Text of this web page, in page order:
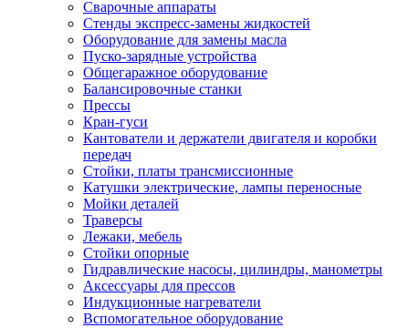
Сварочные аппараты
Стенды экспресс-замены жидкостей
Оборудование для замены масла
Пуско-зарядные устройства
Общегаражное оборудование
Балансировочные станки
Прессы
Кран-гуси
Кантователи и держатели двигателя и коробки
передач
Стойки, платы трансмиссионные
Катушки электрические, лампы переносные
Мойки деталей
Траверсы
Лежаки, мебель
Стойки опорные
Гидравлические насосы, цилиндры, манометры
Аксессуары для прессов
Индукционные нагреватели
Вспомогательное оборудование